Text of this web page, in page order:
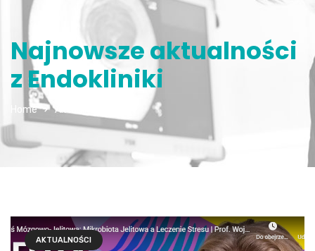
Najnowsze aktualności
z Endokliniki
Home Aktualności
AKTUALNOŚCI